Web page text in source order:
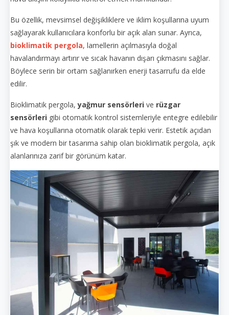
Bu özellik, mevsimsel değişikliklere ve iklim koşullarına uyum
sağlayarak kullanıcılara konforlu bir açık alan sunar. Ayrıca,
bioklimatik pergola, lamellerin açılmasıyla doğal
havalandırmayı artırır ve sıcak havanın dışarı çıkmasını sağlar.
Böylece serin bir ortam sağlanırken enerji tasarrufu da elde
edilir.
Bioklimatik pergola,yağmur sensörleri ve rüzgar
sensörleri gibi otomatik kontrol sistemleriyle entegre edilebilir
ve hava koşullarına otomatik olarak tepki verir. Estetik açıdan
şık ve modern bir tasarıma sahip olan bioklimatik pergola, açık
alanlarınıza zarif bir görünüm katar.